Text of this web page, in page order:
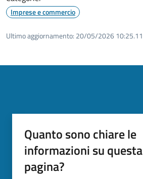
Imprese e commercio
Ultimo aggiornamento: 20/05/2026 10:25.11
Quanto sono chiare le
informazioni su questa
pagina?